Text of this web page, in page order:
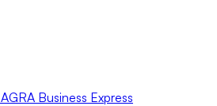
AGRA Business Express